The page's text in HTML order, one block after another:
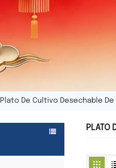
Plato De Cultivo Desechable De
PLATO